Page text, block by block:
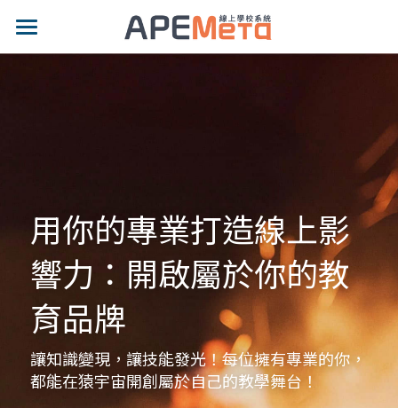
品牌特色
影片專區
價格方案
最新消息
部落格
聯絡我們
用你的專業打造線上影
響力：開啟屬於你的教
育品牌
讓知識變現，讓技能發光！每位擁有專業的你，
都能在猿宇宙開創屬於自己的教學舞台！